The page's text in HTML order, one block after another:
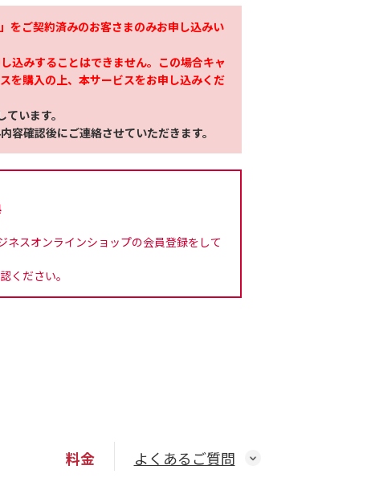
をご契約済みのお客さまのみお申し込みい
込みすることはできません。この場合キャ
を購入の上、本サービスをお申し込みくだ
います。
容確認後にご連絡させていただきます。
スオンラインショップの会員登録をして
ください。
料金 よくあるご質問